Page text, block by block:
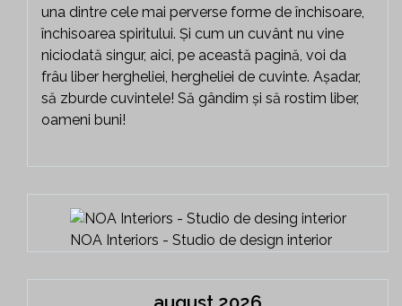
una dintre cele mai perverse forme de închisoare,
închisoarea spiritului. Și cum un cuvânt nu vine
niciodată singur, aici, pe această pagină, voi da
frâu liber hergheliei, hergheliei de cuvinte. Așadar,
să zburde cuvintele! Să gândim și să rostim liber,
oameni buni!
NOA Interiors - Studio de design interior